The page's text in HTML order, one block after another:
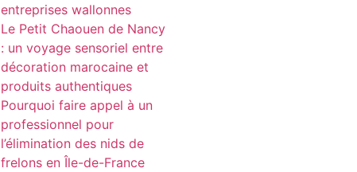
entreprises wallonnes
Le Petit Chaouen de Nancy
: un voyage sensoriel entre
décoration marocaine et
produits authentiques
Pourquoi faire appel à un
professionnel pour
l’élimination des nids de
frelons en Île-de-France